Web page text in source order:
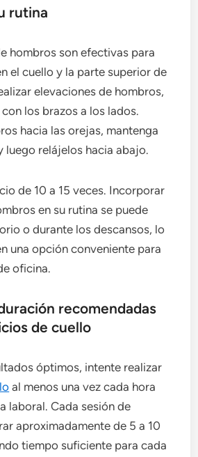
rutina
hombros son efectivas para
el cuello y la parte superior de
elevaciones de hombros,
los brazos a los lados.
hacia las orejas, mantenga
luego relájelos hacia abajo.
de 10 a 15 veces. Incorporar
en su rutina se puede
o durante los descansos, lo
una opción conveniente para
oficina.
recomendadas
de cuello
óptimos, intente realizar
al menos una vez cada hora
laboral. Cada sesión de
aproximadamente de 5 a 10
tiempo suficiente para cada